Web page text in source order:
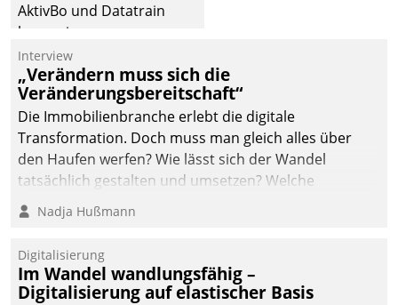
AktivBo und Datatrain
kooperieren –
Immobilienunternehmen
profitieren: Die nahtlose
Integration der Lösungen
von AktivBo und
Datatrain ermöglicht
automatisiert ausgelöste,
zielgerichtete
Mieterbefragungen – eine
starke Grundlage für
intelligente,
datengestützte
Entscheidungen.
Interview
„Verändern muss sich die
Veränderungsbereitschaft“
Die Immobilienbranche erlebt die digitale
Transformation. Doch muss man gleich alles über
den Haufen werfen? Wie lässt sich der Wandel
tatsächlich gestalten und umsetzen? Welche
Argumente zählen wirklich?
Nadja Hußmann
Digitalisierung
Im Wandel wandlungsfähig –
Digitalisierung auf elastischer Basis